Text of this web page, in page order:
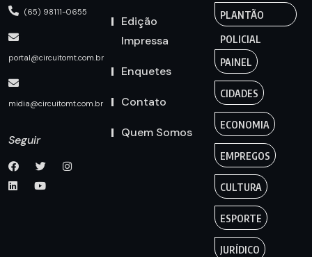
(65) 98111-0655
portal@circuitomt.com.br
midia@circuitomt.com.br
Seguir
Edição
Impressa
Enquetes
Contato
Quem Somos
PLANTÃO
POLICIAL
PAINEL
CIDADES
ECONOMIA
EMPREGOS
CULTURA
ESPORTE
JURÍDICO